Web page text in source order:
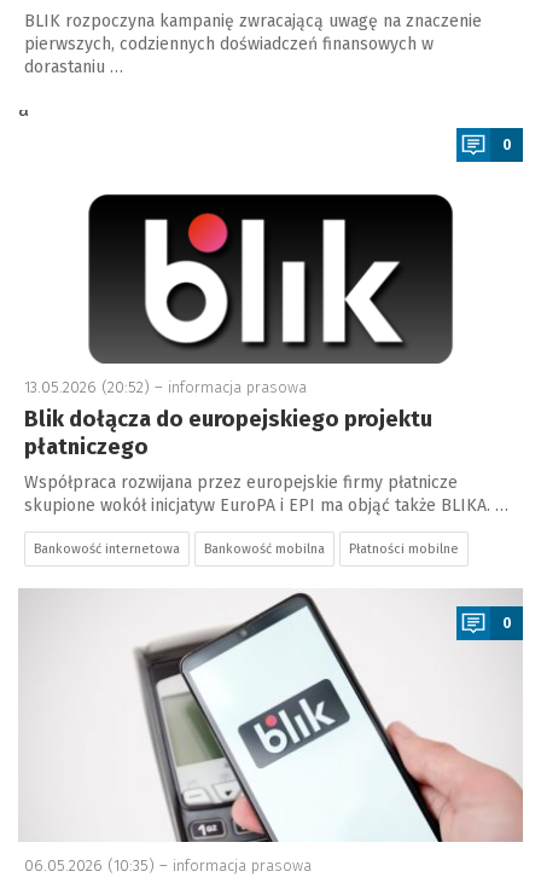
BLIK rozpoczyna kampanię zwracającą uwagę na znaczenie
pierwszych, codziennych doświadczeń finansowych w
dorastaniu …
a
0
13.05.2026 (20:52) – informacja prasowa
Blik dołącza do europejskiego projektu
płatniczego
Współpraca rozwijana przez europejskie firmy płatnicze
skupione wokół inicjatyw EuroPA i EPI ma objąć także BLIKA. …
Bankowość internetowa Bankowość mobilna Płatności mobilne
a
0
06.05.2026 (10:35) – informacja prasowa